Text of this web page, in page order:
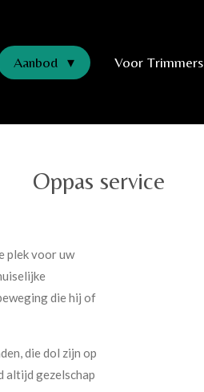
Aanbod Voor Trimmers
Oppas service
plek voor uw
die hij of
die dol zijn op
altijd gezelschap